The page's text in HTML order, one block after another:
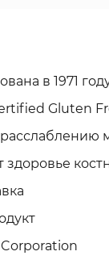
в 1971
Gluten
расслаблению